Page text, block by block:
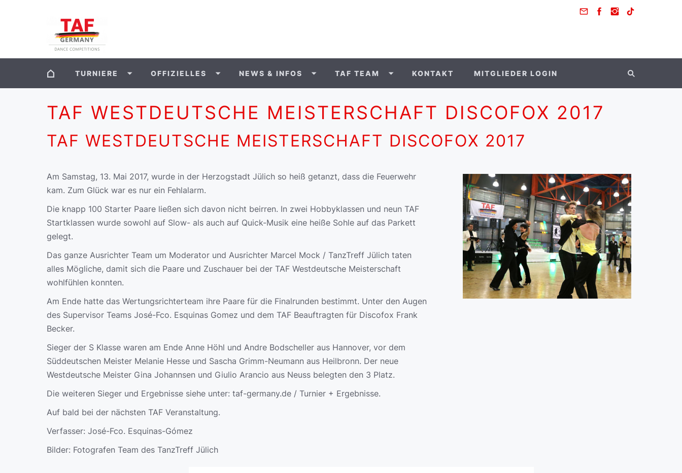
TURNIERE OFFIZIELLES NEWS & INFOS TAF TEAM KONTAKT MITGLIEDER LOGIN
TAF WESTDEUTSCHE MEISTERSCHAFT DISCOFOX 2017
TAF WESTDEUTSCHE MEISTERSCHAFT DISCOFOX 2017
Am Samstag, 13. Mai 2017, wurde in der Herzogstadt Jülich so heiß getanzt, dass die Feuerwehr
kam. Zum Glück war es nur ein Fehlalarm.
Die knapp 100 Starter Paare ließen sich davon nicht beirren. In zwei Hobbyklassen und neun TAF
Startklassen wurde sowohl auf Slow- als auch auf Quick-Musik eine heiße Sohle auf das Parkett
gelegt.
Das ganze Ausrichter Team um Moderator und Ausrichter Marcel Mock / TanzTreff Jülich taten
alles Mögliche, damit sich die Paare und Zuschauer bei der TAF Westdeutsche Meisterschaft
wohlfühlen konnten.
Am Ende hatte das Wertungsrichterteam ihre Paare für die Finalrunden bestimmt. Unter den Augen
des Supervisor Teams José-Fco. Esquinas Gomez und dem TAF Beauftragten für Discofox Frank
Becker.
Sieger der S Klasse waren am Ende Anne Höhl und Andre Bodscheller aus Hannover, vor dem
Süddeutschen Meister Melanie Hesse und Sascha Grimm-Neumann aus Heilbronn. Der neue
Westdeutsche Meister Gina Johannsen und Giulio Arancio aus Neuss belegten den 3 Platz.
Die weiteren Sieger und Ergebnisse siehe unter: taf-germany.de / Turnier + Ergebnisse.
Auf bald bei der nächsten TAF Veranstaltung.
Verfasser: José-Fco. Esquinas-Gómez
Bilder: Fotografen Team des TanzTreff Jülich